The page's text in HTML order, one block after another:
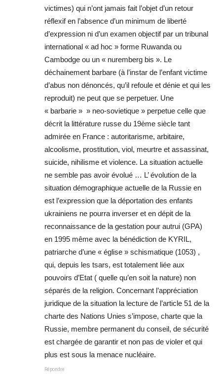
victimes) qui n’ont jamais fait l’objet d’un retour
réflexif en l’absence d’un minimum de liberté
d’expression ni d’un examen objectif par un tribunal
international « ad hoc » forme Ruwanda ou
Cambodge ou un « nuremberg bis ». Le
déchainement barbare (à l’instar de l’enfant victime
d’abus non dénoncés, qu’il refoule et dénie et qui les
reproduit) ne peut que se perpetuer. Une
« barbarie » » neo-sovietique » perpetue celle que
décrit la littérature russe du 19ème siècle tant
admirée en France : autoritarisme, arbitaire,
alcoolisme, prostitution, viol, meurtre et assassinat,
suicide, nihilisme et violence. La situation actuelle
ne semble pas avoir évolué … L’ évolution de la
situation démographique actuelle de la Russie en
est l’expression que la déportation des enfants
ukrainiens ne pourra inverser et en dépit de la
reconnaissance de la gestation pour autrui (GPA)
en 1995 même avec la bénédiction de KYRIL,
patriarche d’une « église » schismatique (1053) ,
qui, depuis les tsars, est totalement liée aux
pouvoirs d’Etat ( quelle qu’en soit la nature) non
séparés de la religion. Concernant l’appréciation
juridique de la situation la lecture de l’article 51 de la
charte des Nations Unies s’impose, charte que la
Russie, membre permanent du conseil, de sécurité
est chargée de garantir et non pas de violer et qui
plus est sous la menace nucléaire.
Répondre